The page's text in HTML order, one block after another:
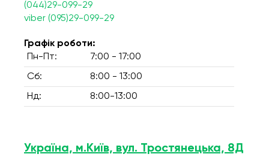
(044)29-099-29
viber (095)29-099-29
Графік роботи:
Пн-Пт:
7:00 - 17:00
Сб: 8:00 - 13:00
Нд: 8:00-13:00
Україна, м.Київ, вул. Тростянецька, 8Д